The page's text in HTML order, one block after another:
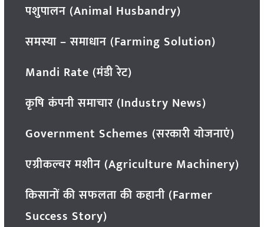
पशुपालन (Animal Husbandry)
समस्या – समाधान (Farming Solution)
Mandi Rate (मंडी रेट)
कृषि कंपनी समाचार (Industry News)
Government Schemes (सरकारी योजनाएं)
एग्रीकल्चर मशीन (Agriculture Machinery)
किसानों की सफलता की कहानी (Farmer
Success Story)